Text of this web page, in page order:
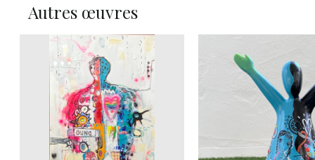
Autres œuvres